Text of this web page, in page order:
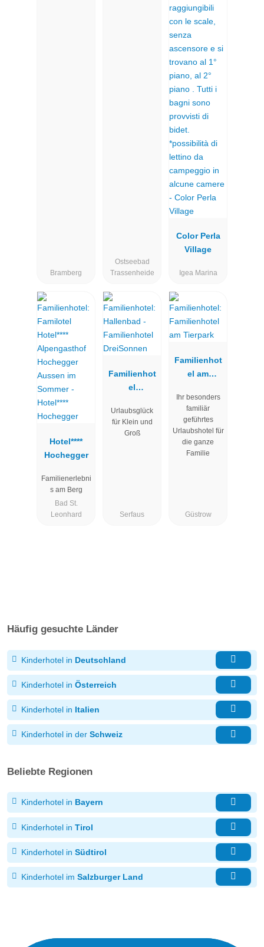
Bramberg
Ostseebad
Trassenheide
Color Perla
Village
Igea Marina
Hotel****
Hochegger
Familienerlebni
s am Berg
Bad St.
Leonhard
Familienhot
el
Urlaubsglück
für Klein und
Groß
Serfaus
Familienhot
el am
Ihr besonders
familiär
geführtes
Urlaubshotel für
die ganze
Familie
Güstrow
Häufig gesuchte Länder
Kinderhotel in Deutschland
Kinderhotel in Österreich
Kinderhotel in Italien
Kinderhotel in der Schweiz
Beliebte Regionen
Kinderhotel in Bayern
Kinderhotel in Tirol
Kinderhotel in Südtirol
Kinderhotel im Salzburger Land